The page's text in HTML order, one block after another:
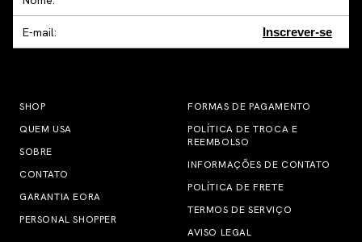
Inscrever-se
SHOP
QUEM USA
SOBRE
CONTATO
GARANTIA EORA
PERSONAL SHOPPER
FORMAS DE PAGAMENTO
POLÍTICA DE TROCA E
REEMBOLSO
INFORMAÇÕES DE CONTATO
POLÍTICA DE FRETE
TERMOS DE SERVIÇO
AVISO LEGAL